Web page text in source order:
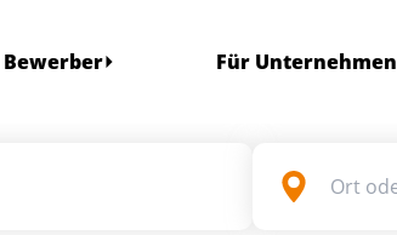
Bewerber Für Unternehmen